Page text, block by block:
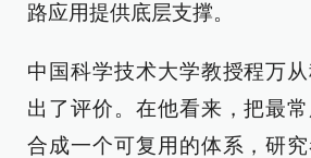
路应用提供底层支撑。
中国科学技术大学教授程万
出了评价。在他看来，把最
合成一个可复用的体系，研